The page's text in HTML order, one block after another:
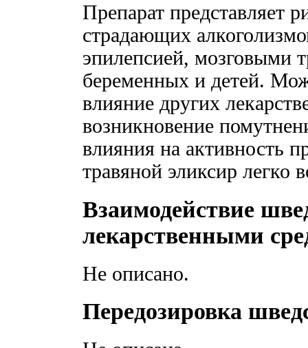
Препарат представляет
страдающих
эпилепсией, мозговыми
беременных и детей.
влияние других
возникновение
влияния на активность
травяной эликсир легко
Взаимодействие
лекарственными
Не описано.
Передозировка